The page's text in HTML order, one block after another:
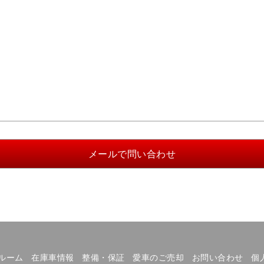
ーム 在庫車情報 整備・保証 愛車のご売却 お問い合わせ 個